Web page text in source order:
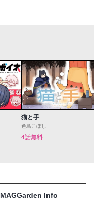
猫と手
色鳥こぼし
4話無料
MAGGarden Info